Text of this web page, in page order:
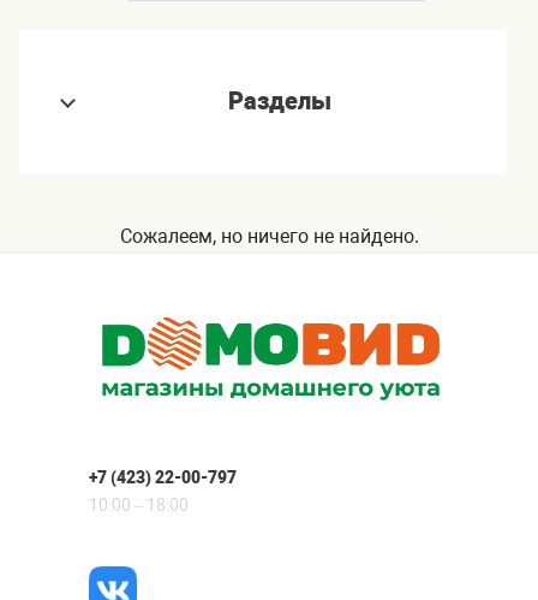
Разделы
Сожалеем, но ничего не найдено.
+7 (423) 22-00-797
10:00 – 18:00